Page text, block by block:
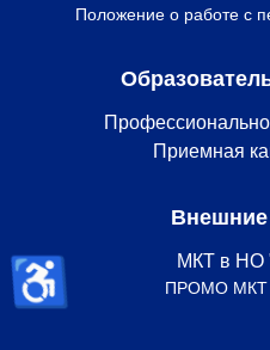
Положение о работе с
Приемная
МКТ в НО
ПРОМО МКТ